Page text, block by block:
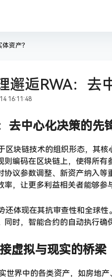
资产？
邂逅RWA：去
16:11:48
去中心化决策的先
区块链技术的组织形态，其
则编码在区块链上，使得所
协议参数调整、新资产纳入
率，让更多利益相关者能够参
还体现在其抗审查性和全球
同时，智能合约的自动执行确
虚拟与现实的桥梁
世界中的各类资产，如房地